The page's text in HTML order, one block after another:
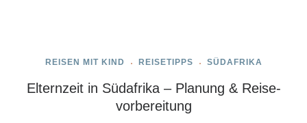
REISEN MIT KIND REISETIPPS SÜDAFRIKA
Elternzeit in Südafrika – Planung & Reise­
vorbereitung